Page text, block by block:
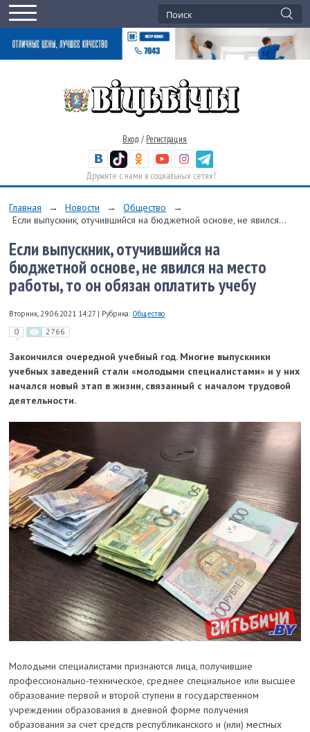
Вход / Регистрация
Дружите с нами в социальных сетях!
Главная → Новости → Общество
→
Если выпускник, отучившийся на бюджетной основе, не явился...
Если выпускник, отучившийся на
бюджетной основе, не явился на место
работы, то он обязан оплатить учебу
Вторник, 29.06.2021 14:27 | Рубрика: Общество
0 2766
Закончился очередной учебный год. Многие выпускники
учебных заведений стали «молодыми специалистами» и у них
начался новый этап в жизни, связанный с началом трудовой
деятельности.
Молодыми специалистами признаются лица, получившие
профессионально-техническое, среднее специальное или высшее
образование первой и второй ступени в государственном
учреждении образования в дневной форме получения
образования за счет средств республиканского и (или) местных